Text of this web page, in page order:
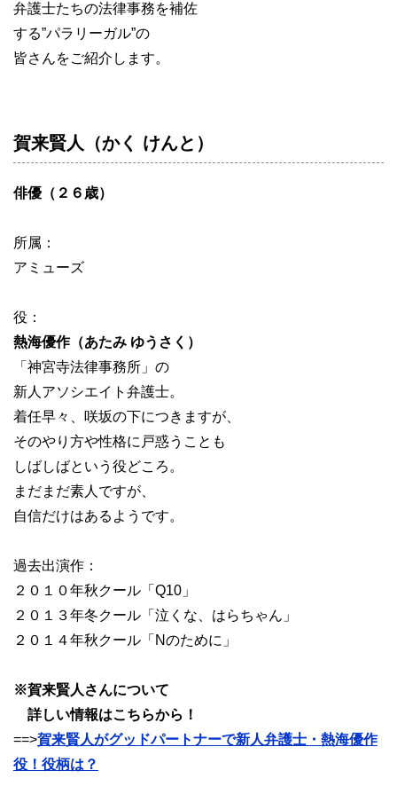
弁護士たちの法律事務を補佐
する”パラリーガル”の
皆さんをご紹介します。
賀来賢人（かく けんと）
俳優（２６歳）
所属：
アミューズ
役：
熱海優作（あたみ ゆうさく）
「神宮寺法律事務所」の
新人アソシエイト弁護士。
着任早々、咲坂の下につきますが、
そのやり方や性格に戸惑うことも
しばしばという役どころ。
まだまだ素人ですが、
自信だけはあるようです。
過去出演作：
２０１０年秋クール「Q10」
２０１３年冬クール「泣くな、はらちゃん」
２０１４年秋クール「Nのために」
※賀来賢人さんについて
詳しい情報はこちらから！
==>賀来賢人がグッドパートナーで新人弁護士・熱海優作
役！役柄は？